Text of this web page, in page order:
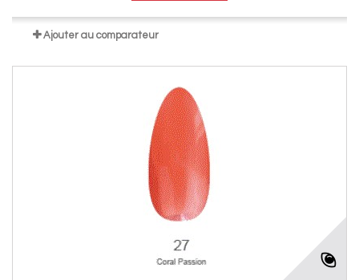
Ajouter au comparateur